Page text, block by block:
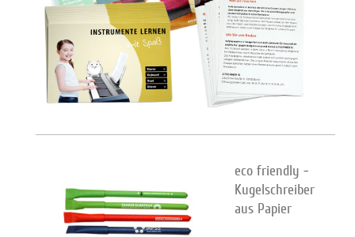
eco friendly -
Kugelschreiber
aus Papier